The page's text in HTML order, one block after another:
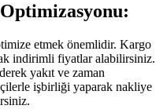
etmek önemlidir. Kargo
indirimli fiyatlar alabilirsiniz.
yakıt ve zaman
işbirliği yaparak nakliye